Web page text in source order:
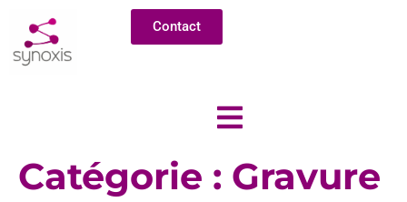
Contact
Catégorie : Gravure